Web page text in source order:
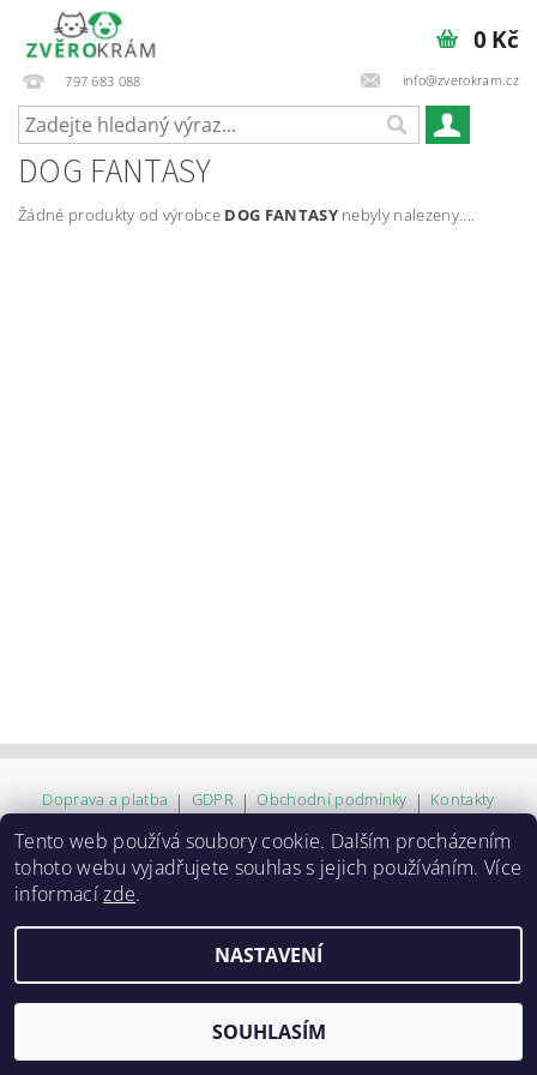
797 683 088 info@zverokram.cz
0 Kč
DOG FANTASY
Žádné produkty od výrobce DOG FANTASYnebyly nalezeny....
Doprava a platba | GDPR | Obchodní podmínky | Kontakty
2026 © ZVĚROKRÁM , všechna práva vyhrazena
Vytvořil Shoptet
Tento web používá soubory cookie. Dalším procházením
tohoto webu vyjadřujete souhlas s jejich používáním. Více
informacízde.
NASTAVENÍ
SOUHLASÍM